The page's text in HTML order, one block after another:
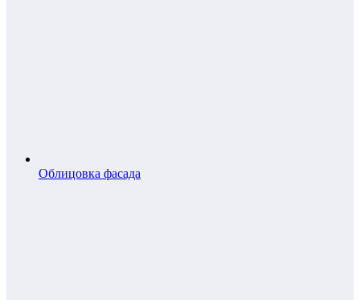
Облицовка фасада